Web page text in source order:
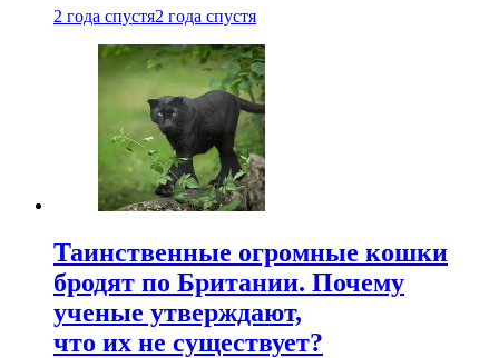
2 года спустя2 года спустя
Таинственные огромные кошки
бродят по Британии. Почему
ученые утверждают,
что их не существует?